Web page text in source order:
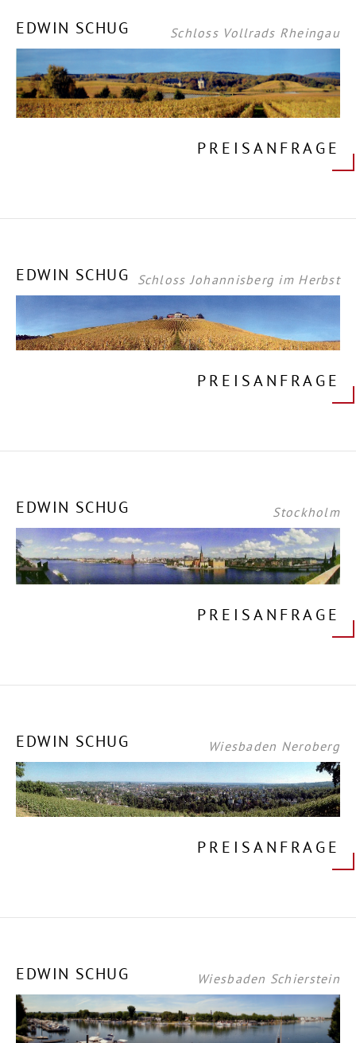
EDWIN SCHUG Schloss Vollrads Rheingau
PREISANFRAGE
EDWIN SCHUG Schloss Johannisberg im Herbst
PREISANFRAGE
EDWIN SCHUG Stockholm
PREISANFRAGE
EDWIN SCHUG Wiesbaden Neroberg
PREISANFRAGE
EDWIN SCHUG Wiesbaden Schierstein